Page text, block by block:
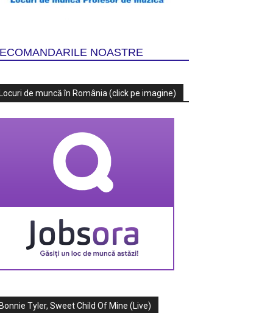
NOASTRE
Locuri de muncă în România (click pe imagine)
Bonnie Tyler, Sweet Child Of Mine (Live)